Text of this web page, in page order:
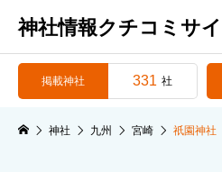
神社情報クチコミサ
掲載神社 331 社
神社 九州 宮崎 祇園神社